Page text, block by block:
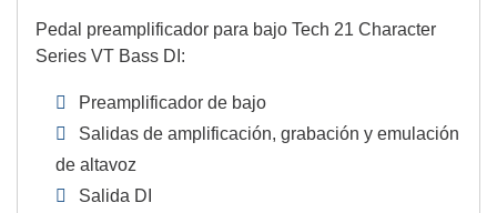
Pedal preamplificador para bajo Tech 21 Character
Series VT Bass DI:
Preamplificador de bajo
Salidas de amplificación, grabación y emulación
de altavoz
Salida DI